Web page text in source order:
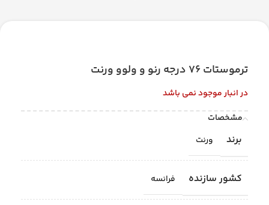
ترموستات 76 درجه رنو و ولوو ورنت
در انبار موجود نمی باشد
مشخصات
برند ورنت
کشور سازنده فرانسه